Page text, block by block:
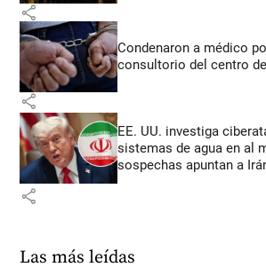
share
Condenaron a médico
consultorio del centro
share
EE. UU. investiga
sistemas de agua en al
sospechas apuntan a
share
Las más leídas